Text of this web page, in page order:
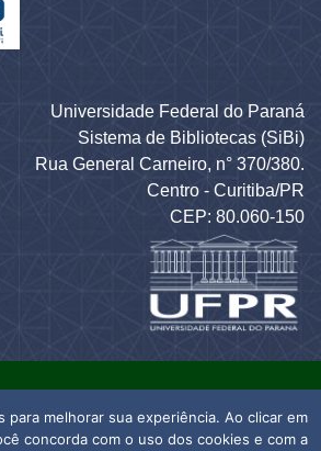
Universidade Federal do Paraná
Sistema de Bibliotecas (SiBi)
Rua General Carneiro, n° 370/380.
Centro - Curitiba/PR
CEP: 80.060-150
para melhorar sua experiência. Ao clicar em
concorda com o uso dos cookies e com a